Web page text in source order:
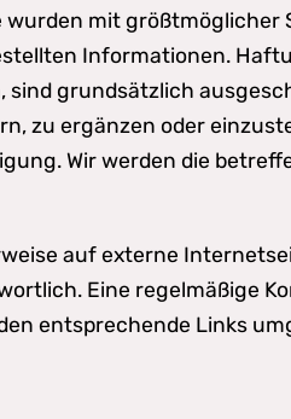
wurden mit
Informationen.
grundsätzlich
zu ergänzen oder
Wir werden die
auf externe
Eine regelmäßige
entsprechende Links